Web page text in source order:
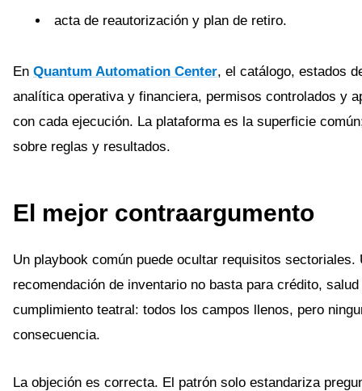
acta de reautorización y plan de retiro.
En Quantum Automation Center, el catálogo, estados
analítica operativa y financiera, permisos controlados y
con cada ejecución. La plataforma es la superficie
sobre reglas y resultados.
El mejor contraargumento
Un playbook común puede ocultar requisitos sectoriales.
recomendación de inventario no basta para crédito,
cumplimiento teatral: todos los campos llenos, pero
consecuencia.
La objeción es correcta. El patrón solo estandariza